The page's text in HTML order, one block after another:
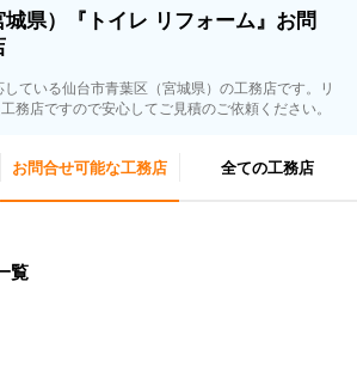
県）『トイレ リフォーム』お問
している仙台市青葉区（宮城県）の工務店です。リ
務店ですので安心してご見積のご依頼ください。
お問合せ可能な工務店 全ての工務店
覧